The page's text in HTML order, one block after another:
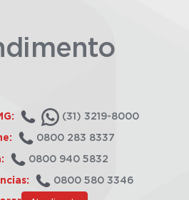
(31) 3219-8000
0800 283 8337
0800 940 5832
0800 580 3346